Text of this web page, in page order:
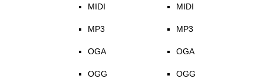
MIDI
MP3
OGA
OGG
MIDI
MP3
OGA
OGG